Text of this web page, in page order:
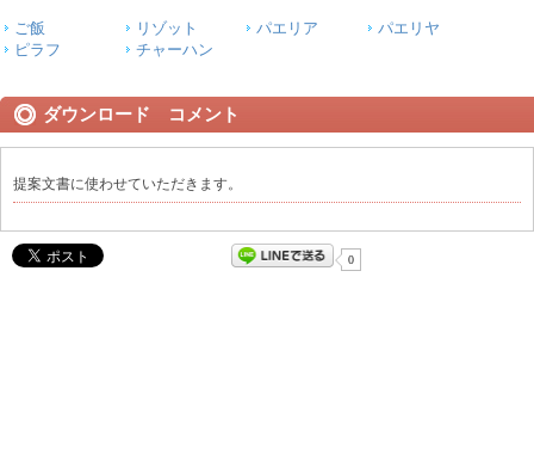
ご飯 リゾット パエリア
パエリヤ
ピラフ
チャーハン
ダウンロード コメント
提案文書に使わせていただきます。
0